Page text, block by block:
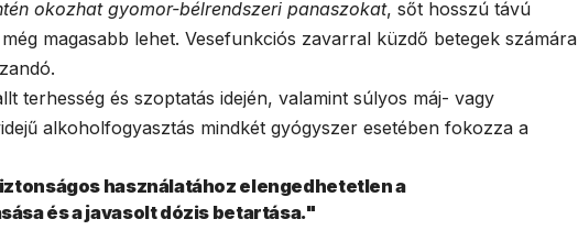
okozhat gyomor-bélrendszeri panaszokat, sőt hosszú távú
magasabb lehet. Vesefunkciós zavarral küzdő betegek számára
terhesség és szoptatás idején, valamint súlyos máj- vagy
alkoholfogyasztás mindkét gyógyszer esetében fokozza a
használatához elengedhetetlen a
és a javasolt dózis betartása."